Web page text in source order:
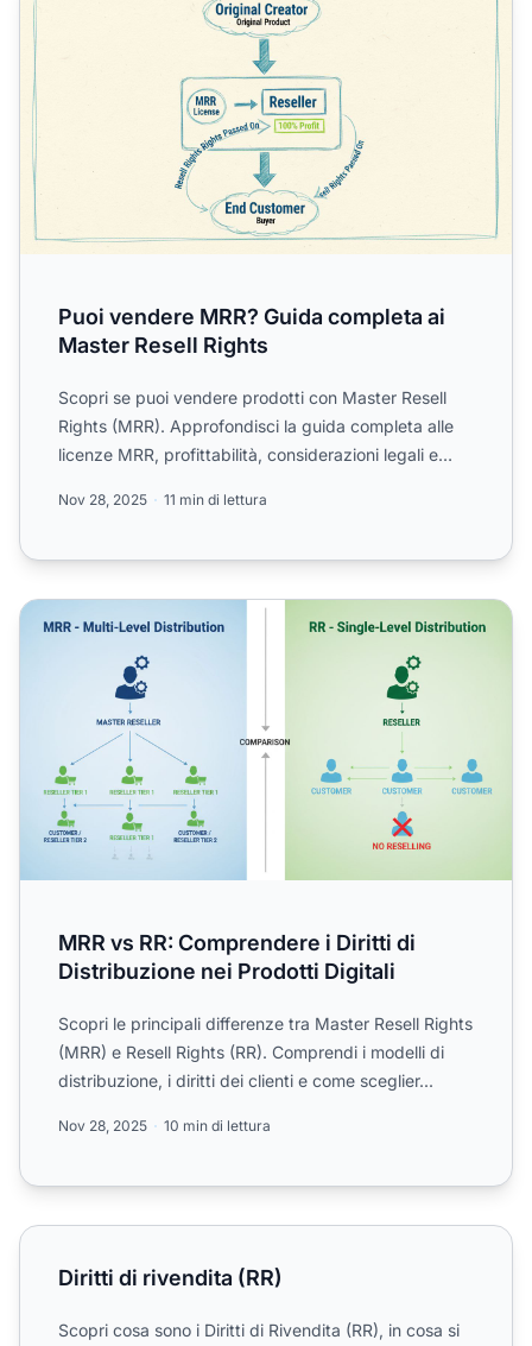
Puoi vendere MRR? Guida completa ai
Master Resell Rights
Scopri se puoi vendere prodotti con Master Resell
Rights (MRR). Approfondisci la guida completa alle
licenze MRR, profittabilità, considerazioni legali e
Nov 28, 2025 11 min di lettura
MRR vs RR: Comprendere i Diritti di Distribuzione nei
MRR vs RR: Comprendere i Diritti di
Distribuzione nei Prodotti Digitali
Scopri le principali differenze tra Master Resell Rights
(MRR) e Resell Rights (RR). Comprendi i modelli di
distribuzione, i diritti dei clienti e come sceglier...
Nov 28, 2025 10 min di lettura
Diritti di rivendita (RR)
Diritti di rivendita (RR)
Scopri cosa sono i Diritti di Rivendita (RR), in cosa si